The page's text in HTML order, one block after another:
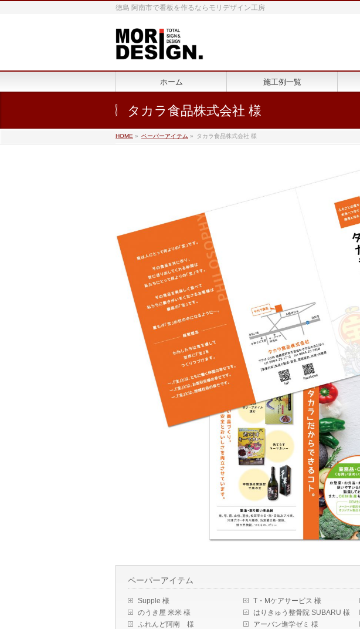
徳島 阿南市で看板を作るならモリデザイン工房
ホーム 施工例一覧
タカラ食品株式会社 様
HOME » ペーパーアイテム » タカラ食品株式会社 様
ペーパーアイテム
Supple 様 T・Mケアサービス 様
のうき屋 米米 様
はりきゅう整骨院 SUBARU 様
ふれんど阿南 様
アーバン進学ゼミ 様